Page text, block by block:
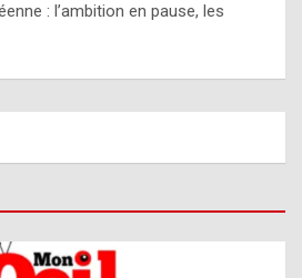
: l’ambition en pause, les